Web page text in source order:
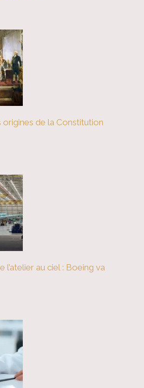
Max 9 : Boeing
vies humaines
origines de la Constitution
l’atelier au ciel : Boeing va